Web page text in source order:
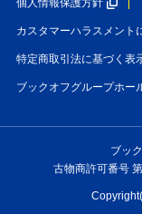
個人情報保護方針
カスタマーハラスメント
特定商取引法に基づく表
ブックオフグループホー
ブッ
古物商許可番号